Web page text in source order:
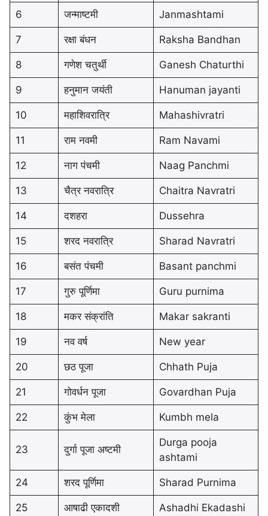
6 जन्माष्टमी Janmashtami
7 रक्षा बंधन Raksha Bandhan
8 गणेश चतुर्थी Ganesh Chaturthi
9 हनुमान जयंती Hanuman jayanti
10 महाशिवरात्रि Mahashivratri
11 राम नवमी Ram Navami
12 नाग पंचमी Naag Panchmi
13 चैत्र नवरात्रि Chaitra Navratri
14 दशहरा Dussehra
15 शरद नवरात्रि Sharad Navratri
16 बसंत पंचमी Basant panchmi
17 गुरु पूर्णिमा Guru purnima
18 मकर संक्रांति Makar sakranti
19 नव वर्ष New year
20 छठ पूजा Chhath Puja
21 गोवर्धन पूजा Govardhan Puja
22 कुंभ मेला Kumbh mela
23 दुर्गा पूजा अष्टमी
Durga pooja
ashtami
24 शरद पूर्णिमा Sharad Purnima
25 आषाढी एकादशी Ashadhi Ekadashi